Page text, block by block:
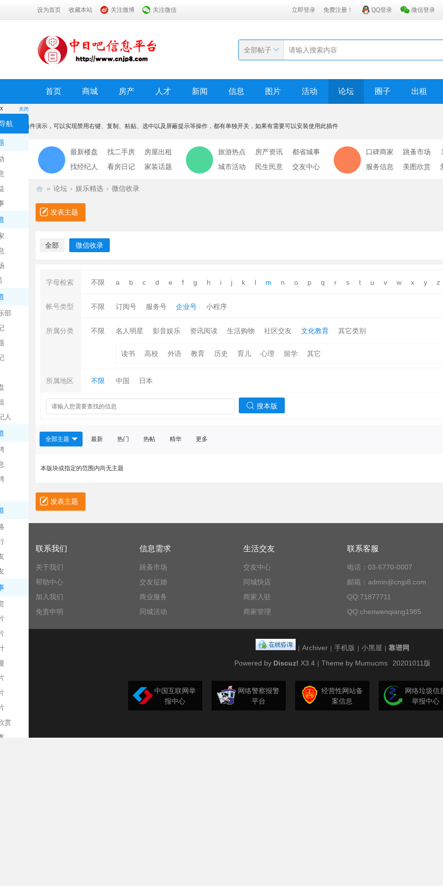
设为首页 收藏本站 关注微博 关注微信 立即登录 免费注册！ QQ登录 微信登录
全部帖子
首页 商城 房产 人才 新闻 信息 图片 活动 论坛 圈子 出租
关闭
航
部
人
赏
x
本功能为插件演示，可以实现禁用右键、复制、粘贴、选中以及屏蔽提示等操作，都有单独开关，如果有需要可以安装使用此插件
我知道了
最新楼盘 找二手房
房屋出租
找经纪人
看房日记 家装话题
旅游热点 房产资讯
都省城事
城市活动
民生民意 交友中心
口碑商家 跳蚤市场
服务信息
美图欣赏
» 论坛 › 娱乐精选 › 微信收录
发表主题
全部 微信收录
字母检索 不限 a b c d e f g h i j k l m n o p q r s t u v w x y z
帐号类型 不限 订阅号 服务号 企业号 小程序
所属分类 不限 名人明星 影音娱乐 资讯阅读 生活购物 社区交友 文化教育 其它类别
读书 高校 外语 教育 历史 育儿 心理 留学 其它
所属地区 不限 中国 日本
搜本版
全部主题 最新 热门 热帖 精华 更多
本版块或指定的范围内尚无主题
发表主题
联系我们
关于我们
帮助中心
加入我们
免责申明
信息需求
跳蚤市场
交友征婚
商业服务
同城活动
生活交友
交友中心
同城快店
商家入驻
商家管理
联系客服
电话：03-6770-0007
邮箱：admin@cnjp8.com
QQ:71877711
QQ:chenwenqiang1985
Archiver 手机版 小黑屋
靠谱网
Powered by Discuz! X3.4 Theme by Mumucms 20201011版
中国互联网举
报中心
网络警察报警
平台
经营性网站备
案信息
网络垃圾信
举报中心